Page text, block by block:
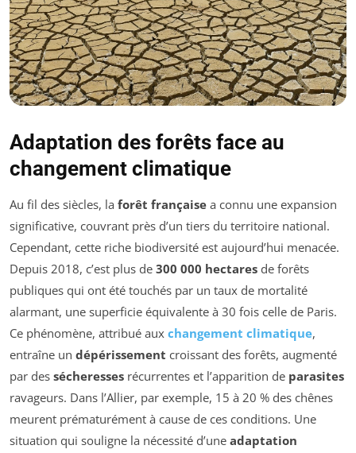
Adaptation des forêts face au
changement climatique
Au fil des siècles, la forêt française a connu une expansion
significative, couvrant près d’un tiers du territoire national.
Cependant, cette riche biodiversité est aujourd’hui menacée.
Depuis 2018, c’est plus de 300 000 hectares de forêts
publiques qui ont été touchés par un taux de mortalité
alarmant, une superficie équivalente à 30 fois celle de Paris.
Ce phénomène, attribué aux changement climatique,
entraîne un dépérissement croissant des forêts, augmenté
par des sécheresses récurrentes et l’apparition de parasites
ravageurs. Dans l’Allier, par exemple, 15 à 20 % des chênes
meurent prématurément à cause de ces conditions. Une
situation qui souligne la nécessité d’une adaptation